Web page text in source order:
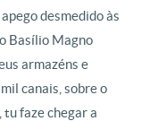
desmedido às
Basílio Magno
armazéns e
canais, sobre o
faze chegar a